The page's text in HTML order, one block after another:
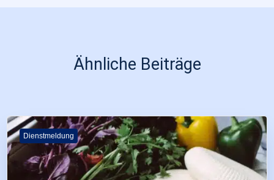
Ähnliche Beiträge
Dienstmeldung